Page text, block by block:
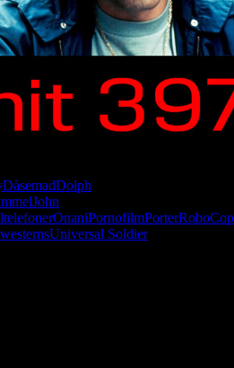
DåsemadDolph
John
OnaniPornofilmPorterRoboCop
Universal Soldier